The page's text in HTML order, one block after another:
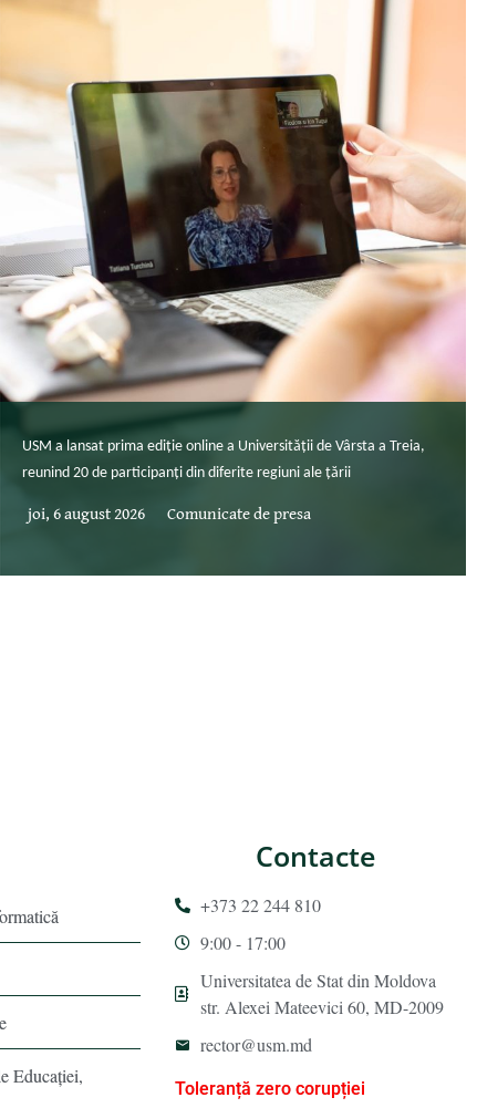
USM a lansat prima ediție online a Universității de Vârsta a Treia,
reunind 20 de participanți din diferite regiuni ale țării
joi, 6 august 2026 Comunicate de presa
Educaţiei,
Contacte
+373 22 244 810
9:00 - 17:00
Universitatea de Stat din Moldova
str. Alexei Mateevici 60, MD-2009
rector@usm.md
Toleranță zero corupției